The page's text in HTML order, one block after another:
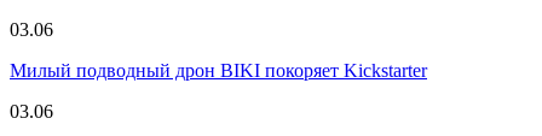
03.06
Милый подводный дрон BIKI покоряет Kickstarter
03.06